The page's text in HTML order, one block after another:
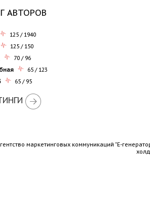
АВТОРОВ
125 / 1940
125 / 150
70 / 96
65 / 123
65 / 95
маркетинговых коммуникаций "Е-